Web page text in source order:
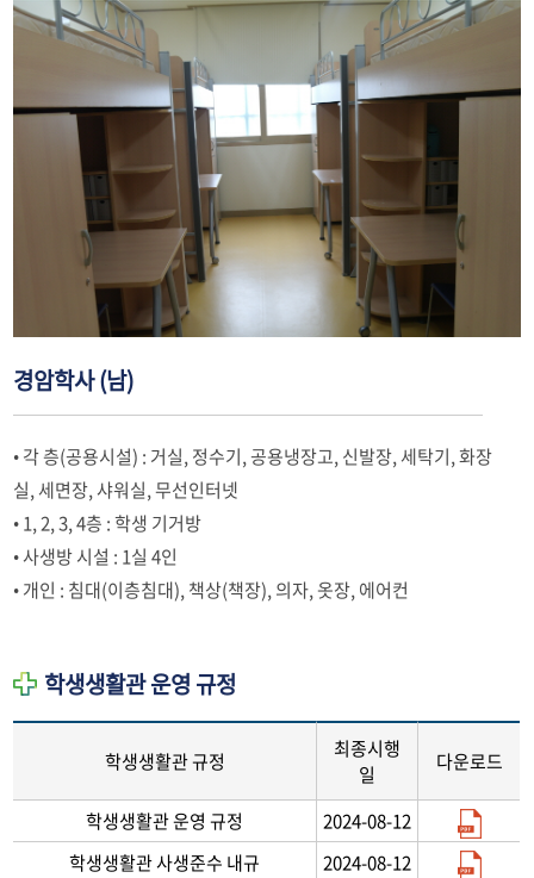
경암학사 (남)
• 각 층(공용시설) : 거실, 정수기, 공용냉장고, 신발장, 세탁기, 화장
실, 세면장, 샤워실, 무선인터넷
• 1, 2, 3, 4층 : 학생 기거방
• 사생방 시설 : 1실 4인
• 개인 : 침대(이층침대), 책상(책장), 의자, 옷장, 에어컨
학생생활관 운영 규정
학생생활관 규정
최종시행
일
다운로드
학생생활관 운영 규정
2024-08-12
학생생활관 사생준수 내규
2024-08-12